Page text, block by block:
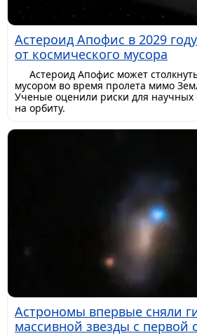
Астероид Апофис в 2029
от космического мусора
Астероид Апофис может
мусором во время пролета мимо
Ученые оценили риски для
на орбиту.
Астрономы впервые сняли
массивной звезды с первой